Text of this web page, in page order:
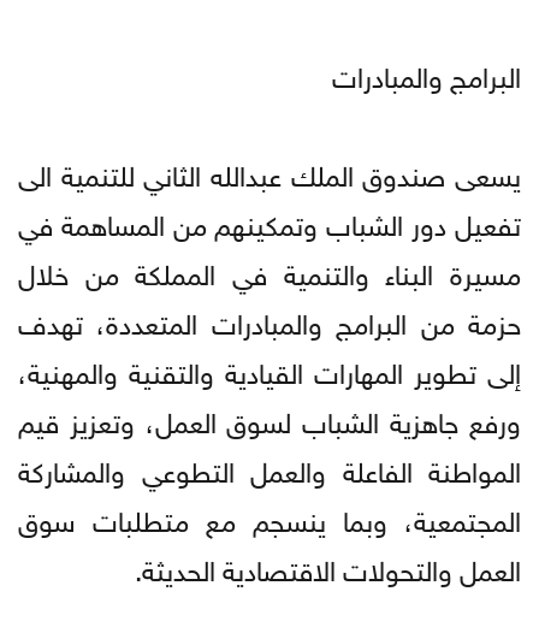
البرامج والمبادرات
يسعى صندوق الملك عبدالله الثاني للتنمية الى
تفعيل دور الشباب وتمكينهم من المساهمة في
مسيرة البناء والتنمية في المملكة من خلال
حزمة من البرامج والمبادرات المتعددة، تهدف
إلى تطوير المهارات القيادية والتقنية والمهنية،
ورفع جاهزية الشباب لسوق العمل، وتعزيز قيم
المواطنة الفاعلة والعمل التطوعي والمشاركة
المجتمعية، وبما ينسجم مع متطلبات سوق
العمل والتحولات الاقتصادية الحديثة.